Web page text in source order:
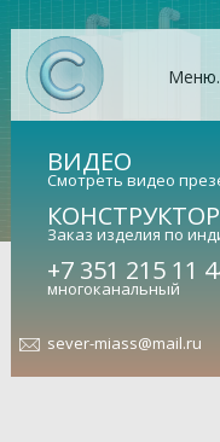
ВИДЕО
Смотреть видео
КОНСТРУКТОР
Заказ изделия по
+7 351 215 11
многоканальный
sever-miass@mail.ru